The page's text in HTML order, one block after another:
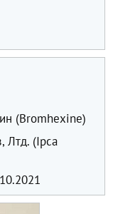
(Bromhexine)
Лтд. (Ipca